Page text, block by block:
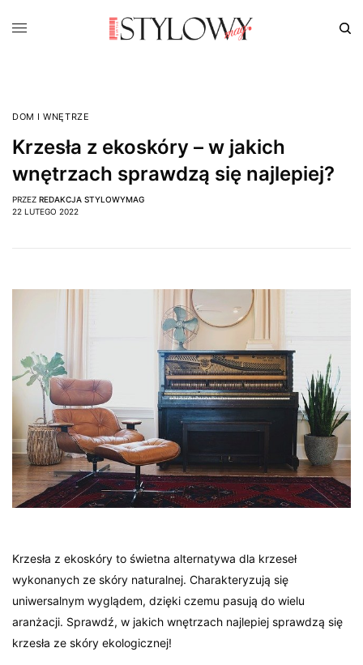
DOM I WNĘTRZE
Krzesła z ekoskóry – w jakich
wnętrzach sprawdzą się najlepiej?
PRZEZ REDAKCJA STYLOWYMAG
22 LUTEGO 2022
Krzesła z ekoskóry to świetna alternatywa dla krzeseł
wykonanych ze skóry naturalnej. Charakteryzują się
uniwersalnym wyglądem, dzięki czemu pasują do wielu
aranżacji. Sprawdź, w jakich wnętrzach najlepiej sprawdzą się
krzesła ze skóry ekologicznej!